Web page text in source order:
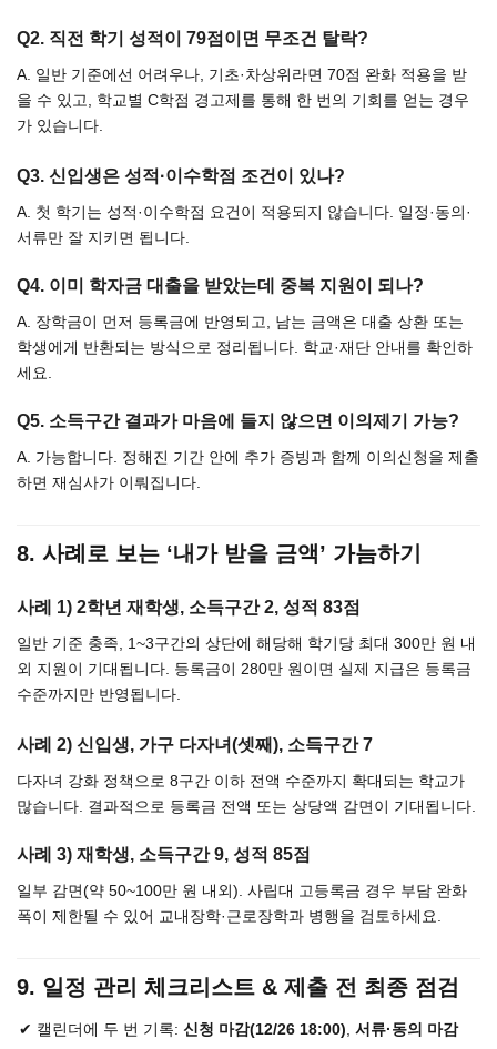
Q2. 직전 학기 성적이 79점이면 무조건 탈락?
A. 일반 기준에선 어려우나, 기초·차상위라면 70점 완화 적용을 받
을 수 있고, 학교별 C학점 경고제를 통해 한 번의 기회를 얻는 경우
가 있습니다.
Q3. 신입생은 성적·이수학점 조건이 있나?
A. 첫 학기는 성적·이수학점 요건이 적용되지 않습니다. 일정·동의·
서류만 잘 지키면 됩니다.
Q4. 이미 학자금 대출을 받았는데 중복 지원이 되나?
A. 장학금이 먼저 등록금에 반영되고, 남는 금액은 대출 상환 또는
학생에게 반환되는 방식으로 정리됩니다. 학교·재단 안내를 확인하
세요.
Q5. 소득구간 결과가 마음에 들지 않으면 이의제기 가능?
A. 가능합니다. 정해진 기간 안에 추가 증빙과 함께 이의신청을 제출
하면 재심사가 이뤄집니다.
8. 사례로 보는 ‘내가 받을 금액’ 가늠하기
사례 1) 2학년 재학생, 소득구간 2, 성적 83점
일반 기준 충족, 1~3구간의 상단에 해당해 학기당 최대 300만 원 내
외 지원이 기대됩니다. 등록금이 280만 원이면 실제 지급은 등록금
수준까지만 반영됩니다.
사례 2) 신입생, 가구 다자녀(셋째), 소득구간 7
다자녀 강화 정책으로 8구간 이하 전액 수준까지 확대되는 학교가
많습니다. 결과적으로 등록금 전액 또는 상당액 감면이 기대됩니다.
사례 3) 재학생, 소득구간 9, 성적 85점
일부 감면(약 50~100만 원 내외). 사립대 고등록금 경우 부담 완화
폭이 제한될 수 있어 교내장학·근로장학과 병행을 검토하세요.
9. 일정 관리 체크리스트 & 제출 전 최종 점검
캘린더에 두 번 기록: 신청 마감(12/26 18:00) 서류·동의 마감